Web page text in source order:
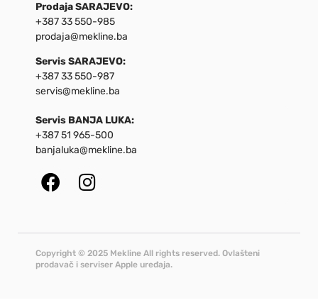
Prodaja SARAJEVO:
+387 33 550-985
prodaja@mekline.ba
Servis SARAJEVO:
+387 33 550-987
servis@mekline.ba
Servis BANJA LUKA:
+387 51 965-500
banjaluka@mekline.ba
Copyright © 2025 Mekline All rights reserved. Ovlašteni
prodavač i serviser Apple uređaja.